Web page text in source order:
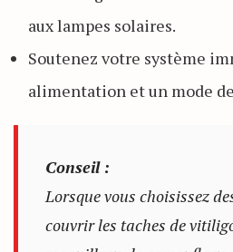
aux lampes solaires.
Soutenez votre système
alimentation et un mode
Conseil :
Lorsque vous choisissez
couvrir les taches de